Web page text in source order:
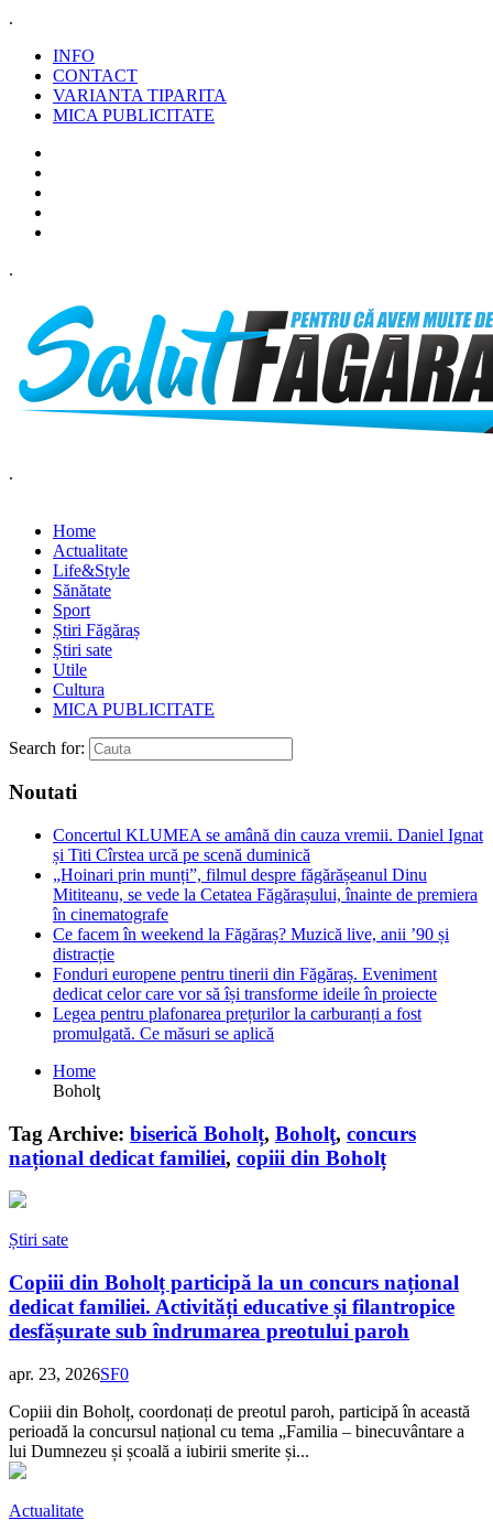
.
INFO
CONTACT
VARIANTA TIPARITA
MICA PUBLICITATE
.
.
Home
Actualitate
Life&Style
Sănătate
Sport
Știri Făgăraș
Știri sate
Utile
Cultura
MICA PUBLICITATE
Search for:
Noutati
Concertul KLUMEA se amână din cauza vremii. Daniel Ignat
și Titi Cîrstea urcă pe scenă duminică
„Hoinari prin munți”, filmul despre făgărășeanul Dinu
Mititeanu, se vede la Cetatea Făgărașului, înainte de premiera
în cinematografe
Ce facem în weekend la Făgăraș? Muzică live, anii ’90 și
distracție
Fonduri europene pentru tinerii din Făgăraș. Eveniment
dedicat celor care vor să își transforme ideile în proiecte
Legea pentru plafonarea prețurilor la carburanți a fost
promulgată. Ce măsuri se aplică
Home
Boholţ
Tag Archive: biserică Boholț, Boholţ, concurs
național dedicat familiei, copiii din Boholț
Știri sate
Copiii din Boholț participă la un concurs național
dedicat familiei. Activități educative și filantropice
desfășurate sub îndrumarea preotului paroh
apr. 23, 2026SF0
Copiii din Boholț, coordonați de preotul paroh, participă în această
perioadă la concursul național cu tema „Familia – binecuvântare a
lui Dumnezeu și școală a iubirii smerite și...
Actualitate